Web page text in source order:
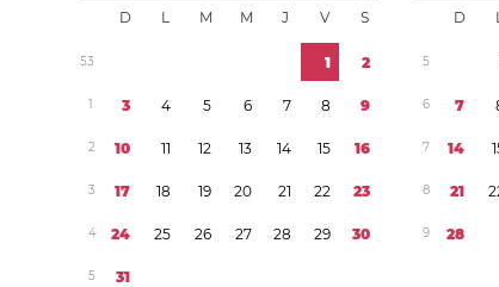
D L M M J V S
53 1 2
1 3 4 5 6 7 8 9
2 10 11 12 13 14 15 16
3 17 18 19 20 21 22 23
4 24 25 26 27 28 29 30
5 31
D
5
6 7
7 14 1
8 21 2
9 28